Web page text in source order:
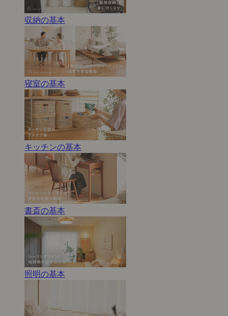
収納の基本
寝室の基本
キッチンの基本
書斎の基本
照明の基本